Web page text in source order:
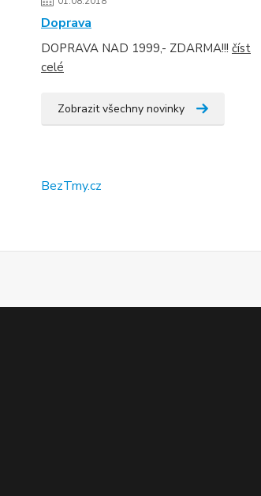
Doprava
DOPRAVA NAD 1999,- ZDARMA!!! číst
celé
Zobrazit všechny novinky
BezTmy.cz